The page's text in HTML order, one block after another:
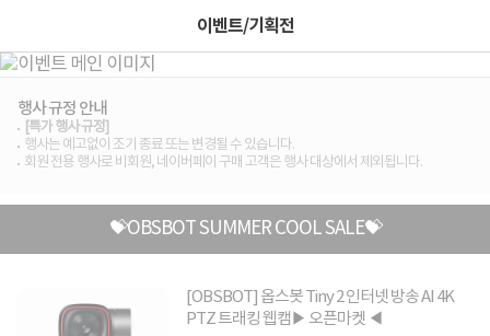
이벤트/기획전
행사 규정 안내
[특가 행사 규정]
행사는 예고없이 조기 종료 또는 변경될 수 있습니다.
회원 전용 행사로 비회원, 네이버페이 구매 고객은 행사 대상에서 제외됩니다.
💝OBSBOT SUMMER COOL SALE💝
[OBSBOT] 옵스봇 Tiny 2 인터넷 방송 AI 4K
PTZ 트래킹 웹캠▶ 오픈마켓 ◀